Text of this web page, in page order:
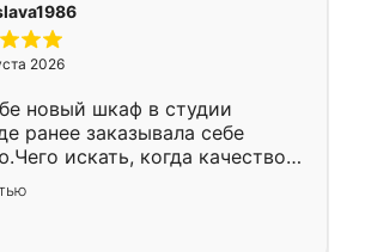
2026
новый шкаф в студии
ранее заказывала себе
искать, когда качеством
Служит кухня уже почти
нет.